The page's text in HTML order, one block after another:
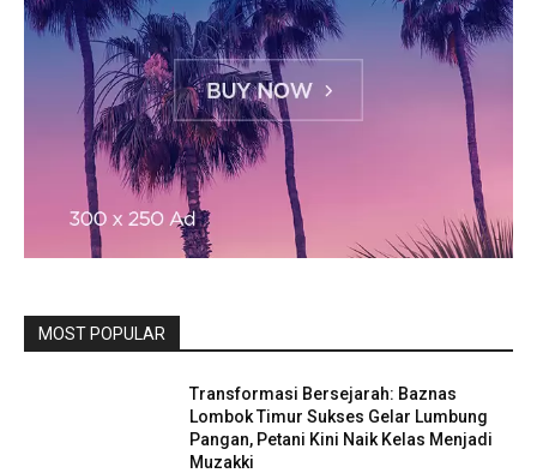
MOST POPULAR
Transformasi Bersejarah: Baznas
Lombok Timur Sukses Gelar Lumbung
Pangan, Petani Kini Naik Kelas Menjadi
Muzakki